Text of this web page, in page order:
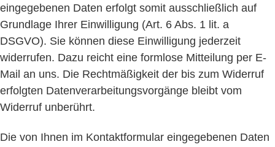
eingegebenen Daten erfolgt somit ausschließlich auf
Grundlage Ihrer Einwilligung (Art. 6 Abs. 1 lit. a
DSGVO). Sie können diese Einwilligung jederzeit
widerrufen. Dazu reicht eine formlose Mitteilung per E-
Mail an uns. Die Rechtmäßigkeit der bis zum Widerruf
erfolgten Datenverarbeitungsvorgänge bleibt vom
Widerruf unberührt.
Die von Ihnen im Kontaktformular eingegebenen Daten